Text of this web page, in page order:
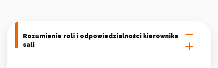
Rozumienie roli i odpowiedzialności kierownika
sali
użytkowników na stronach internetowych. Celem jest
poszczególnych użytkowników i tym samym bardziej cenne dla
wydawców i reklamodawców strony trzeciej.